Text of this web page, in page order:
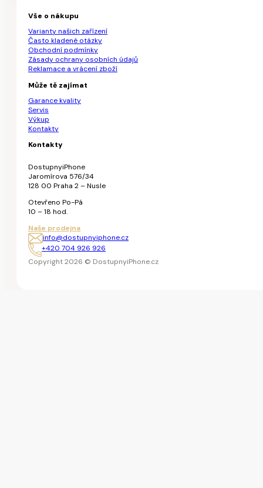
Vše o nákupu
Varianty našich zařízení
Často kladené otázky
Obchodní podmínky
Zásady ochrany osobních údajů
Reklamace a vrácení zboží
Může tě zajímat
Garance kvality
Servis
Výkup
Kontakty
Kontakty
DostupnyiPhone
Jaromírova 576/34
128 00 Praha 2 – Nusle
Otevřeno Po-Pá
10 – 18 hod.
Naše prodejna
info@dostupnyiphone.cz
+420 704 926 926
Copyright 2026 © DostupnyiPhone.cz